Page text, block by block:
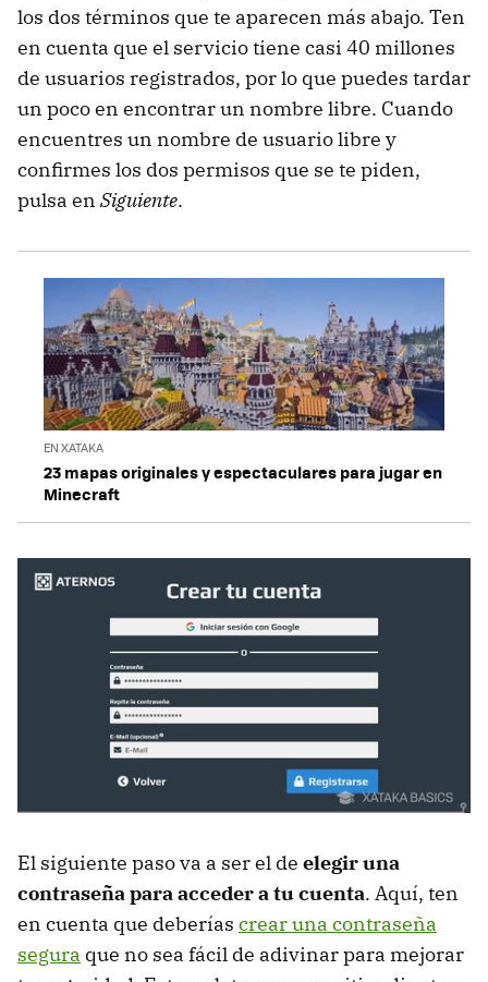
los dos términos que te aparecen más abajo. Ten
en cuenta que el servicio tiene casi 40 millones
de usuarios registrados, por lo que puedes tardar
un poco en encontrar un nombre libre. Cuando
encuentres un nombre de usuario libre y
confirmes los dos permisos que se te piden,
pulsa en Siguiente.
EN XATAKA
23 mapas originales y espectaculares para jugar en
Minecraft
El siguiente paso va a ser el de elegir una
contraseña para acceder a tu cuenta. Aquí, ten
en cuenta que deberías crear una contraseña
segura que no sea fácil de adivinar para mejorar